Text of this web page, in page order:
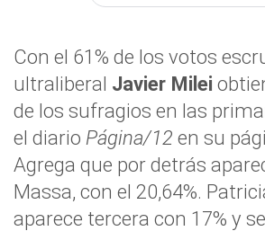
Con el 61% de los votos
ultraliberal Javier Milei
de los sufragios en las
el diario Página/12 en su
Agrega que por detrás
Massa, con el 20,64%.
aparece tercera con 17% y